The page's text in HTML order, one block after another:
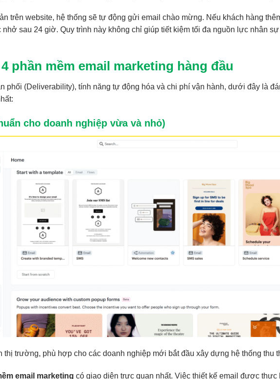
trên website, hệ thống sẽ tự động gửi email chào mừng. Nếu khách hàng
sau 24 giờ. Quy trình này không chỉ giúp tiết kiệm tối đa nguồn lực nhân
phần mềm email marketing hàng đầu
phối (Deliverability), tính năng tự động hóa và chi phí vận hành, dưới đây là
cho doanh nghiệp vừa và nhỏ)
thị trường, phù hợp cho các doanh nghiệp mới bắt đầu xây dựng hệ thống thu
email marketing có giao diện trực quan nhất. Việc thiết kế email được